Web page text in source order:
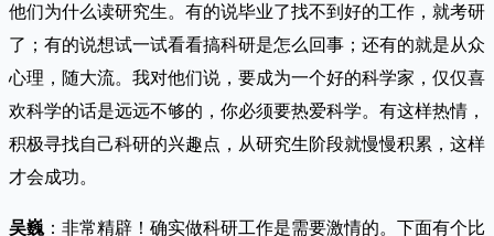
他们为什么读研究生。有的说毕业了找不到好的工作，就考研
了；有的说想试一试看看搞科研是怎么回事；还有的就是从众
心理，随大流。我对他们说，要成为一个好的科学家，仅仅喜
欢科学的话是远远不够的，你必须要热爱科学。有这样热情，
积极寻找自己科研的兴趣点，从研究生阶段就慢慢积累，这样
才会成功。
吴巍 ：非常精辟！确实做科研工作是需要激情的。下面有个比